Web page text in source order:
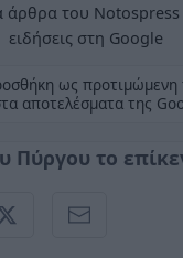
άρθρα του
ειδήσεις στη Google
ως προτιμώμενη
αποτελέσματα της
Πύργου το